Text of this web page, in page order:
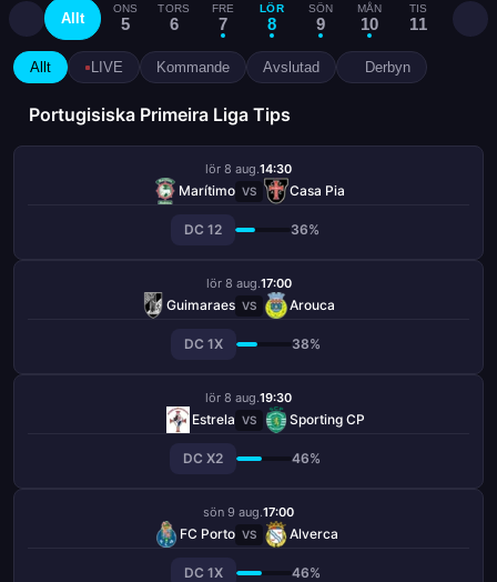
Allt
ONS
5
TORS
6
FRE
7
LÖR
8
SÖN
9
MÅN
10
TIS
11
ONS
Allt LIVE Kommande Avslutad Derbyn
Portugisiska Primeira Liga Tips
lör 8 aug.14:30
Marítimo VS Casa Pia
DC 12 36%
lör 8 aug.17:00
Guimaraes VS Arouca
DC 1X 38%
lör 8 aug.19:30
Estrela VS Sporting CP
DC X2 46%
sön 9 aug.17:00
FC Porto VS Alverca
DC 1X 46%